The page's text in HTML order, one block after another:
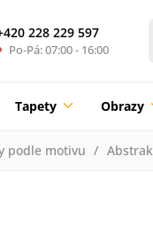
228 229 597
Po-Pá: 07:00 - 16:00
Tapety Obrazy
podle motivu